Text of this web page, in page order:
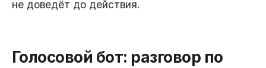
не доведёт до действия.
Голосовой бот: разговор по